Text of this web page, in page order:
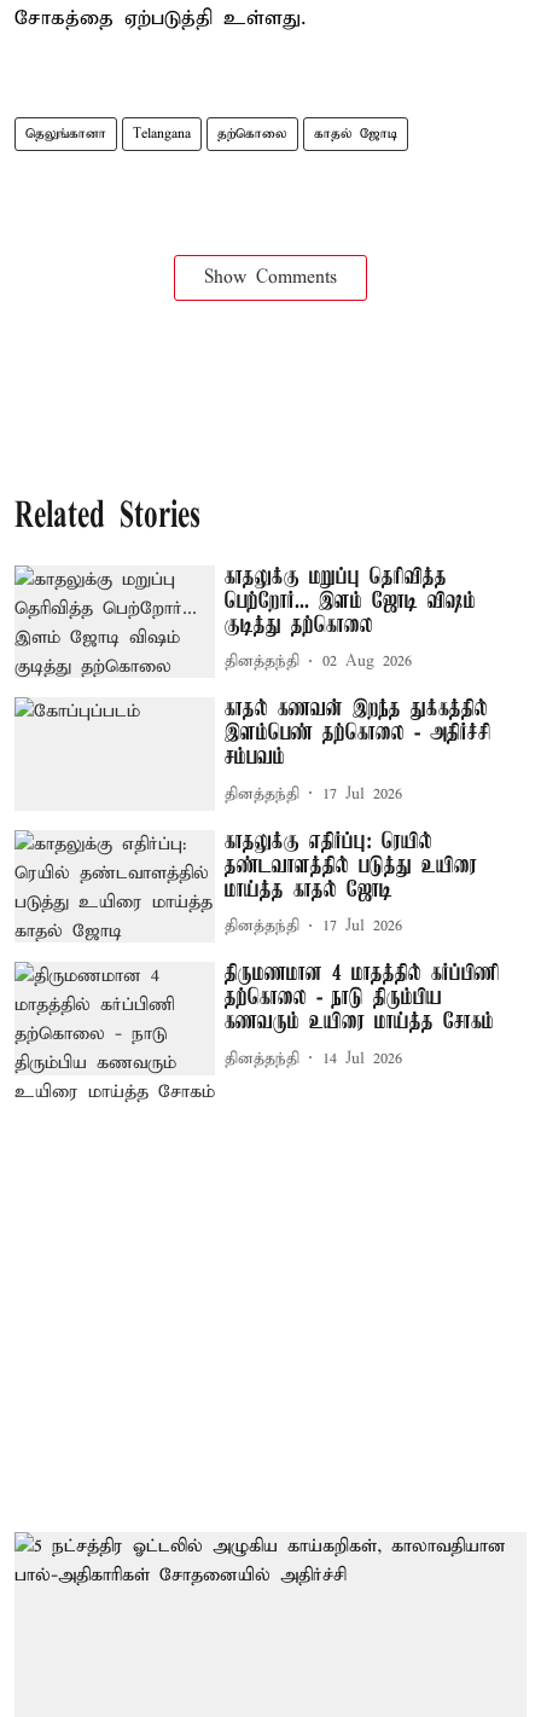
சோகத்தை ஏற்படுத்தி உள்ளது.
தெலுங்கானா Telangana தற்கொலை காதல் ஜோடி
Show Comments
Related Stories
காதலுக்கு மறுப்பு தெரிவித்த
பெற்றோர்... இளம் ஜோடி விஷம்
குடித்து தற்கொலை
தினத்தந்தி 02 Aug 2026
காதல் கணவன் இறந்த துக்கத்தில்
இளம்பெண் தற்கொலை - அதிர்ச்சி
சம்பவம்
தினத்தந்தி 17 Jul 2026
காதலுக்கு எதிர்ப்பு: ரெயில்
தண்டவாளத்தில் படுத்து உயிரை
மாய்த்த காதல் ஜோடி
தினத்தந்தி 17 Jul 2026
திருமணமான 4 மாதத்தில் கர்ப்பிணி
தற்கொலை - நாடு திரும்பிய
கணவரும் உயிரை மாய்த்த சோகம்
தினத்தந்தி 14 Jul 2026